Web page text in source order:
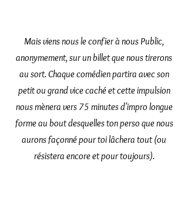
Mais viens nous le confier à nous Public,
anonymement, sur un billet que nous tirerons
au sort. Chaque comédien partira avec son
petit ou grand vice caché et cette impulsion
nous mènera vers 75 minutes d'impro longue
forme au bout desquelles ton perso que nous
aurons façonné pour toi lâchera tout (ou
résistera encore et pour toujours).